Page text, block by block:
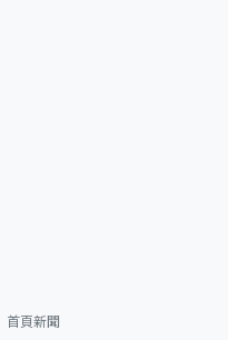
首頁新聞